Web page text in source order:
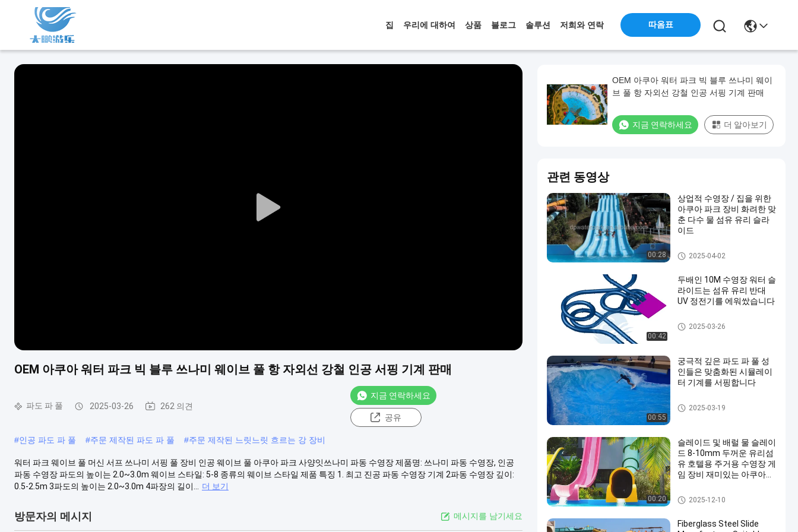
집 우리에 대하여 상품 블로그 솔루션 저희와 연락 따옴표
Play
OEM 아쿠아 워터 파크 빅 블루 쓰나미 웨이브 풀 항 자외선 강철 인공 서핑 기계 판매
파도 파 풀 2025-03-26 262 의견
지금 연락하세요
공유
#인공 파도 파 풀 #주문 제작된 파도 파 풀 #주문 제작된 느릿느릿 흐르는 강 장비
워터 파크 웨이브 풀 머신 서프 쓰나미 서핑 풀 장비 인공 웨이브 풀 아쿠아 파크 사양잇쓰나미 파동 수영장 제품명: 쓰나미 파동 수영장, 인공
파동 수영장 파도의 높이는 2.0~3.0m 웨이브 스타일: 5-8 종류의 웨이브 스타일 제품 특징 1. 최고 진공 파동 수영장 기계 2파동 수영장 깊이:
0.5-2.5m 3파도의 높이는 2.0~3.0m 4파장의 길이...
더 보기
방문자의 메시지 메시지를 남기세요
OEM 아쿠아 워터 파크 빅 블루 쓰나미 웨이
브 풀 항 자외선 강철 인공 서핑 기계 판매
지금 연락하세요 더 알아보기
관련 동영상
00:28
상업적 수영장 / 집을 위한
아쿠아 파크 장비 화려한 맞
춘 다수 물 섬유 유리 슬라
이드
워터 파크 슬라이드
2025-04-02
00:42
두배인 10M 수영장 워터 슬
라이드는 섬유 유리 반대
UV 정전기를 에워쌌습니다
수영장 워터 슬라이드
2025-03-26
00:55
궁극적 깊은 파도 파 풀 성
인들은 맞춤화된 시뮬레이
터 기계를 서핑합니다
파도 파 풀
2025-03-19
00:20
슬레이드 및 배럴 물 슬레이
드 8-10mm 두꺼운 유리섬
유 호텔용 주거용 수영장 게
임 장비 재미있는 아쿠아파
수영장 워터 슬라이드
2025-12-10
Fiberglass Steel Slide